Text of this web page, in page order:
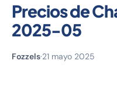
Precios de
2025-05
Fozzels·21 mayo 2025